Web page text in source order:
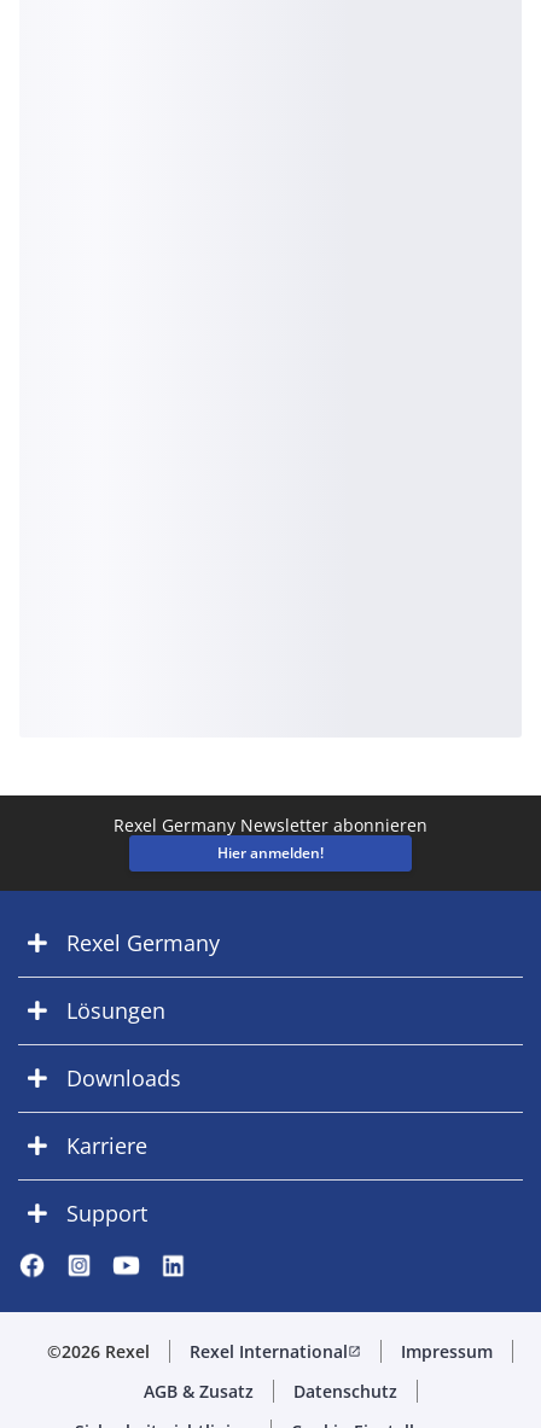
Rexel Germany Newsletter abonnieren
Hier anmelden!
Rexel Germany
Lösungen
Downloads
Karriere
Support
©2026 Rexel Rexel Internationalopen_in_new
Impressum
AGB & Zusatz
Datenschutz